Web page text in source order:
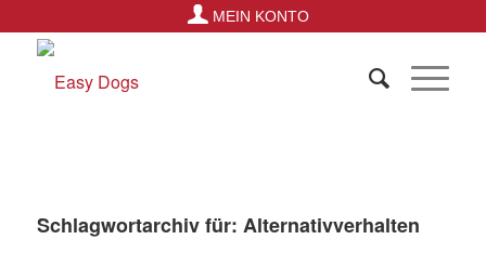
MEIN KONTO
Schlagwortarchiv für: Alternativverhalten